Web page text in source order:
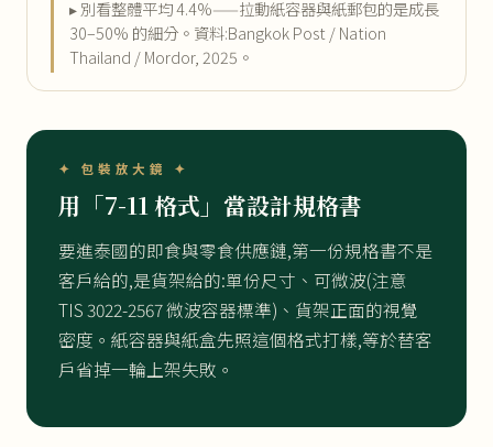
▸ 別看整體平均 4.4%——拉動紙容器與紙郵包的是成長
30–50% 的細分。資料:Bangkok Post / Nation
Thailand / Mordor, 2025。
✦ 包裝放大鏡 ✦
用「7-11 格式」當設計規格書
要進泰國的即食與零食供應鏈,第一份規格書不是
客戶給的,是貨架給的:單份尺寸、可微波(注意
TIS 3022-2567 微波容器標準)、貨架正面的視覺
密度。紙容器與紙盒先照這個格式打樣,等於替客
戶省掉一輪上架失敗。